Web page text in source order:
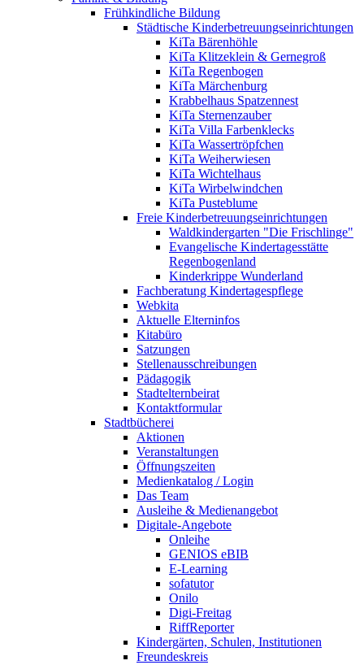
Frühkindliche Bildung
Städtische Kinderbetreuungseinrichtungen
KiTa Bärenhöhle
KiTa Klitzeklein & Gernegroß
KiTa Regenbogen
KiTa Märchenburg
Krabbelhaus Spatzennest
KiTa Sternenzauber
KiTa Villa Farbenklecks
KiTa Wassertröpfchen
KiTa Weiherwiesen
KiTa Wichtelhaus
KiTa Wirbelwindchen
KiTa Pusteblume
Freie Kinderbetreuungseinrichtungen
Waldkindergarten "Die Frischlinge"
Evangelische Kindertagesstätte
Regenbogenland
Kinderkrippe Wunderland
Fachberatung Kindertagespflege
Webkita
Aktuelle Elterninfos
Kitabüro
Satzungen
Stellenausschreibungen
Pädagogik
Stadtelternbeirat
Kontaktformular
Stadtbücherei
Aktionen
Veranstaltungen
Öffnungszeiten
Medienkatalog / Login
Das Team
Ausleihe & Medienangebot
Digitale-Angebote
Onleihe
GENIOS eBIB
E-Learning
sofatutor
Onilo
Digi-Freitag
RiffReporter
Kindergärten, Schulen, Institutionen
Freundeskreis